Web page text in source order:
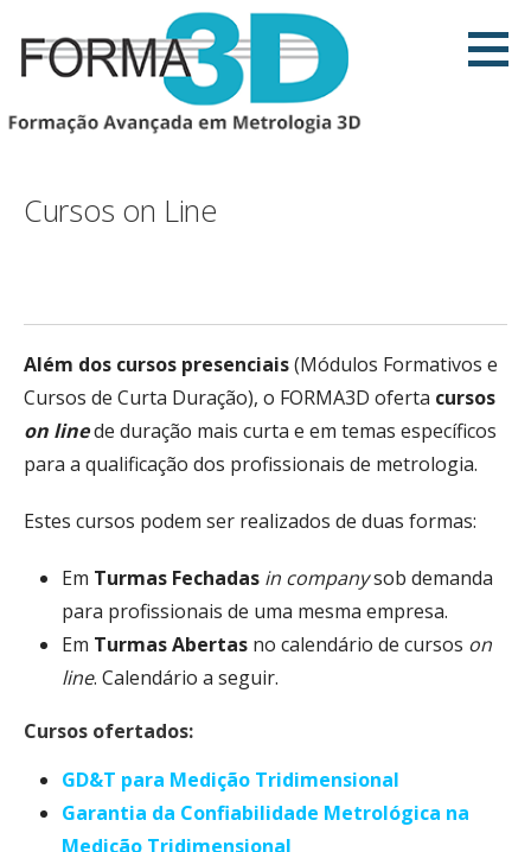
direto
para
o
Cursos on Line
Além dos cursos presenciais(Módulos Formativos e
Cursos de Curta Duração), o FORMA3D oferta cursos
on linede duração mais curta e em temas específicos
para a qualificação dos profissionais de metrologia.
Estes cursos podem ser realizados de duas formas:
Em Turmas Fechadas in companysob demanda
para profissionais de uma mesma empresa.
Em Turmas Abertas no calendário de cursos on
line. Calendário a seguir.
Cursos ofertados:
GD&T para Medição Tridimensional
Garantia da Confiabilidade Metrológica na
Medição Tridimensional